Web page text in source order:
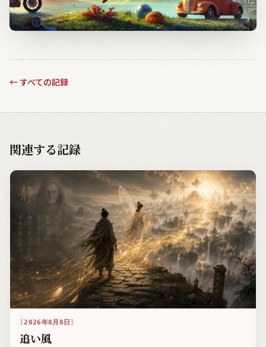
←すべての記録
関連する記録
2026年8月8日
追い風